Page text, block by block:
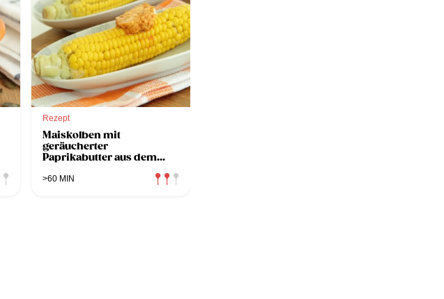
Rezept
Maiskolben mit
geräucherter
Paprikabutter aus dem
>60 MIN